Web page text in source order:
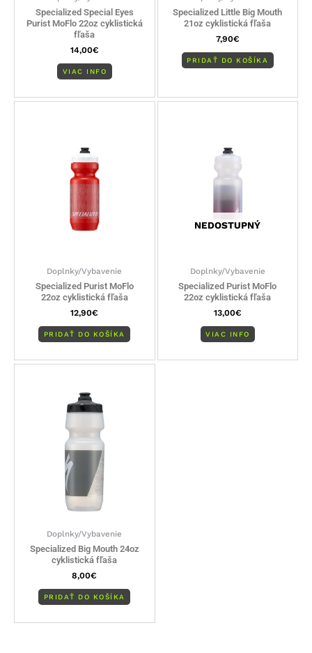
Specialized Special Eyes
Purist MoFlo 22oz cyklistická
fľaša
14,00€
VIAC INFO
Specialized Little Big Mouth
21oz cyklistická fľaša
7,90€
PRIDAŤ DO KOŠÍKA
Doplnky/Vybavenie
Specialized Purist MoFlo
22oz cyklistická fľaša
12,90€
PRIDAŤ DO KOŠÍKA
NEDOSTUPNÝ
Doplnky/Vybavenie
Specialized Purist MoFlo
22oz cyklistická fľaša
13,00€
VIAC INFO
Doplnky/Vybavenie
Specialized Big Mouth 24oz
cyklistická fľaša
8,00€
PRIDAŤ DO KOŠÍKA